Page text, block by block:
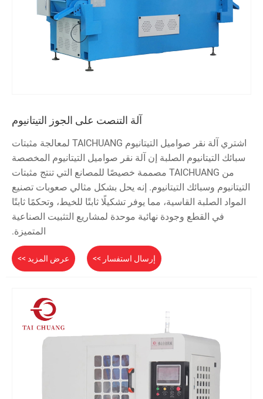
آلة التنصت على الجوز التيتانيوم
اشتري آلة نقر صواميل التيتانيوم TAICHUANG لمعالجة مثبتات
سبائك التيتانيوم الصلبة إن آلة نقر صواميل التيتانيوم المخصصة
من TAICHUANG مصممة خصيصًا للمصانع التي تنتج مثبتات
التيتانيوم وسبائك التيتانيوم. إنه يحل بشكل مثالي صعوبات تصنيع
المواد الصلبة القاسية، مما يوفر تشكيلًا ثابتًا للخيط، وتحكمًا ثابتًا
في القطع وجودة نهائية موحدة لمشاريع التثبيت الصناعية
المتميزة.
عرض المزيد >> إرسال استفسار >>